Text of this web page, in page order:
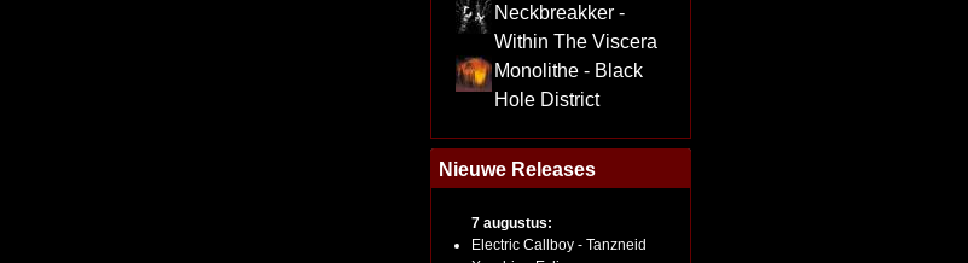
Neckbreakker -
Within The Viscera
Monolithe - Black
Hole District
Nieuwe Releases
7 augustus:
Electric Callboy - Tanzneid